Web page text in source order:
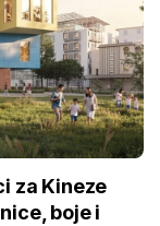
za Kineze
boje i